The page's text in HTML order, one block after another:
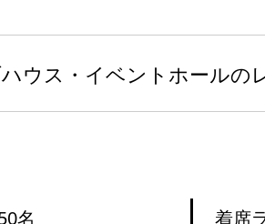
ウス・イベントホールの
名 着席